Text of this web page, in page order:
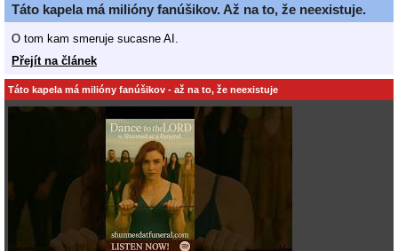
Táto kapela má milióny fanúšikov. Až na to, že neexistuje.
O tom kam smeruje sucasne AI.
Přejít na článek
Táto kapela má milióny fanúšikov - až na to, že neexistuje